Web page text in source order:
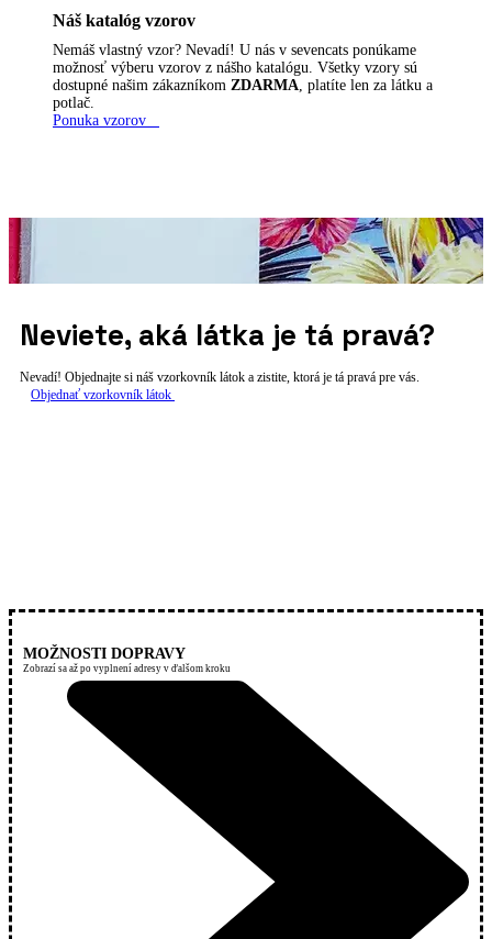
Náš katalóg vzorov
Nemáš vlastný vzor? Nevadí! U nás v sevencats ponúkame
možnosť výberu vzorov z nášho katalógu. Všetky vzory sú
dostupné našim zákazníkom ZDARMA , platíte len za látku a
potlač.
Ponuka vzorov
Neviete, aká látka je tá pravá?
Nevadí! Objednajte si náš vzorkovník látok a zistite, ktorá je tá pravá pre vás.
Objednať vzorkovník látok
MOŽNOSTI DOPRAVY
Zobrazí sa až po vyplnení adresy v ďalšom kroku